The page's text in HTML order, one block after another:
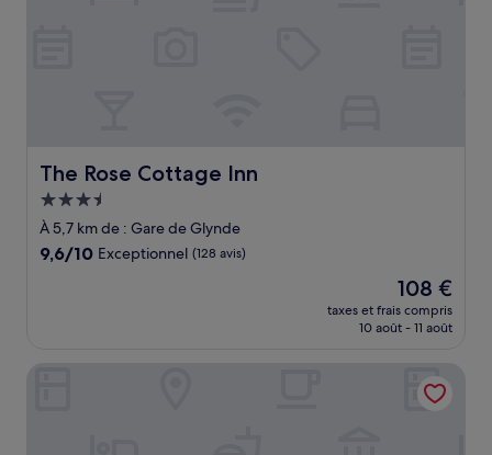
The Rose Cottage Inn
The Rose Cottage Inn
Hébergement
3.5 étoiles
À 5,7 km de : Gare de Glynde
9.6
9,6/10 Exceptionnel (128 avis)
Le
nouveau
prix
de
108 €
108 €
taxes et frais compris
10 août - 11 août